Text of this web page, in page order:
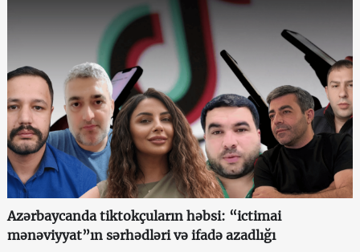
Azərbaycanda tiktokçuların həbsi: “ictimai
mənəviyyat”ın sərhədləri və ifadə azadlığı